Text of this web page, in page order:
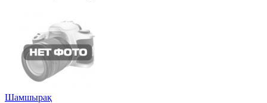
Шамшырақ